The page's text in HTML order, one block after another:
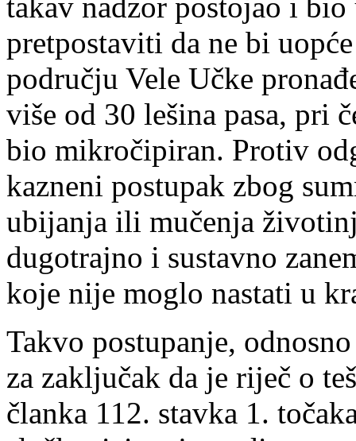
pretpostaviti da ne bi
području Vele Učke
više od 30 lešina pasa, pri
bio mikročipiran. Protiv
kazneni postupak zbog
ubijanja ili mučenja
dugotrajno i sustavno
koje nije moglo nastati u
Takvo postupanje,
za zaključak da je riječ o
članka 112. stavka 1.